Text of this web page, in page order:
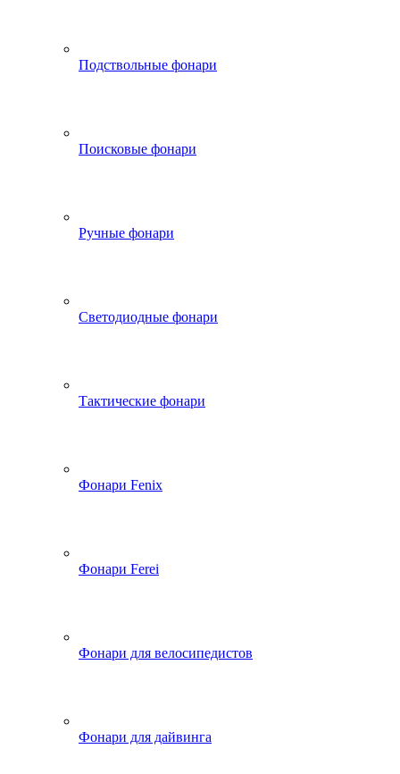
Подствольные фонари
Поисковые фонари
Ручные фонари
Светодиодные фонари
Тактические фонари
Фонари Fenix
Фонари Ferei
Фонари для велосипедистов
Фонари для дайвинга